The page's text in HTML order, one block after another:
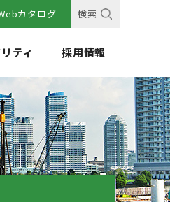
カタログ 検索
ティ 採用情報